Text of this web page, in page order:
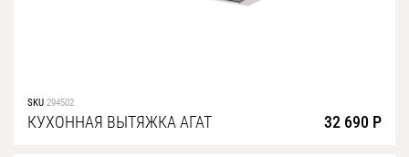
SKU 294502
КУХОННАЯ ВЫТЯЖКА АГАТ 32 690 Р